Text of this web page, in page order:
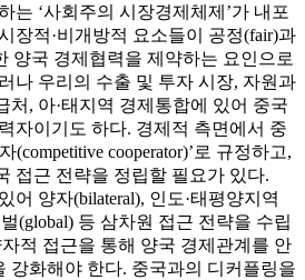
는 ‘사회주의 시장경제체제’가 내포
장적·비개방적 요소들이 공정(fair)과
양국 경제협력을 제약하는 요인으로
나 우리의 수출 및 투자 시장, 자원과
처, 아·태지역 경제통합에 있어 중국
자이기도 하다. 경제적 측면에서 중
(competitive cooperator)’로 규정하고,
접근 전략을 정립할 필요가 있다.
양자(bilateral), 인도·태평양지역
(global) 등 삼차원 접근 전략을 수립
적 접근을 통해 양국 경제관계를 안
강화해야 한다. 중국과의 디커플링을